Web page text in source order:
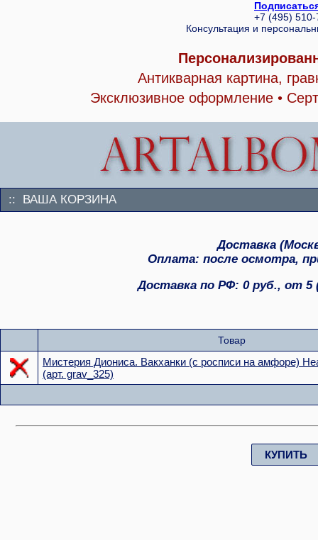
+7 (495)
Консультация и
Антикварная картина,
Эксклюзивное оформление •
:: ВАША КОРЗИНА
Доставка
Оплата: после осмотра,
Доставка по РФ: 0 руб., от 5
Товар
Мистерия Диониса. Вакханки (с росписи на амфоре)
(арт. grav_325)
КУПИТЬ